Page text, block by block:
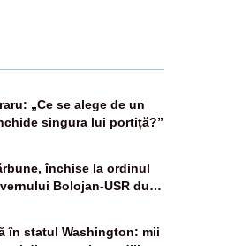
„Ce se alege de un
singura lui portiță?”
închise la ordinul
Bolojan-USR după
în statul Washington: mii